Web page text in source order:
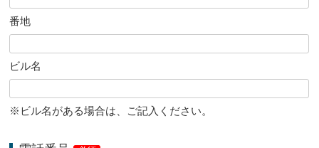
番地
ビル名
※ビル名がある場合は、ご記入ください。